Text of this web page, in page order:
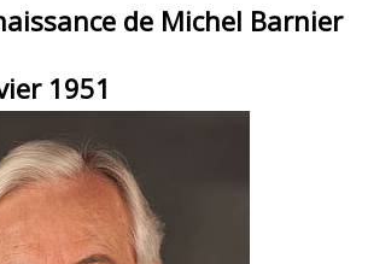
de Michel Barnier
1951